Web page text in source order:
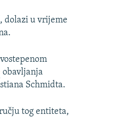
dolazi u vrijeme
obavljanja
Schmidta.
tog entiteta,